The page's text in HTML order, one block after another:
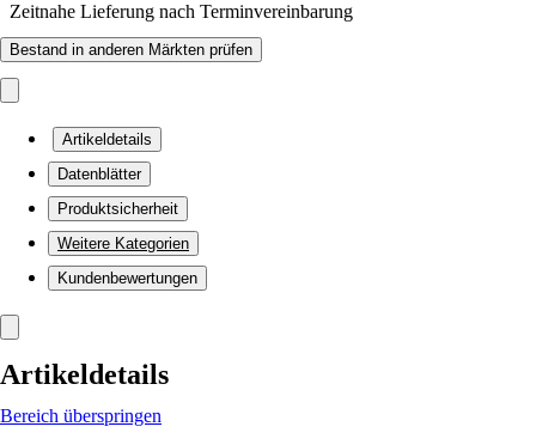
Zeitnahe Lieferung nach Terminvereinbarung
Bestand in anderen Märkten prüfen
Artikeldetails
Datenblätter
Produktsicherheit
Weitere Kategorien
Kundenbewertungen
Artikeldetails
Bereich überspringen